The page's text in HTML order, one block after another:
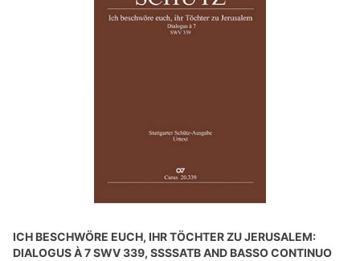
ICH BESCHWÖRE EUCH, IHR TÖCHTER ZU JERUSALEM:
DIALOGUS À 7 SWV 339, SSSSATB AND BASSO CONTINUO